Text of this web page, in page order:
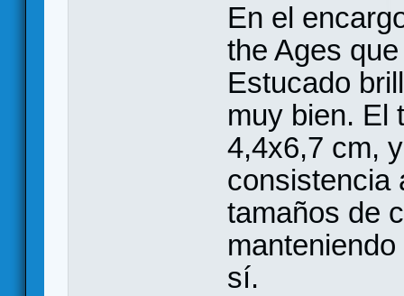
En el
the Ages
Estucado
muy bien. El
4,4x6,7 cm,
consistencia
tamaños de
sí.